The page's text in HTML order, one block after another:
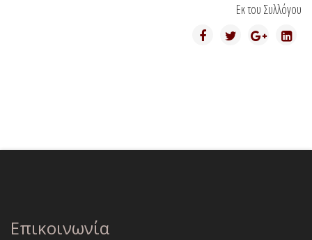
Εκ του Συλλόγου
Επικοινωνία